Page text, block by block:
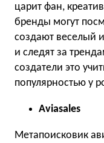
царит фан,
бренды могут
создают веселый
и следят за
создатели это
популярностью у
Aviasales
Метапоисковик